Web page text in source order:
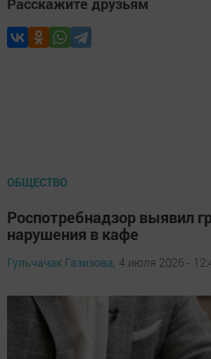
ОБЩЕСТВО
Роспотребнадзор выявил
нарушения в кафе
Гульчачак Газизова, 4 июля 2026 -